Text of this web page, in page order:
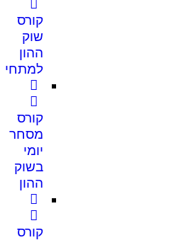
קורס
שוק
ההון
קורס
מסחר
יומי
בשוק
ההון
קורס